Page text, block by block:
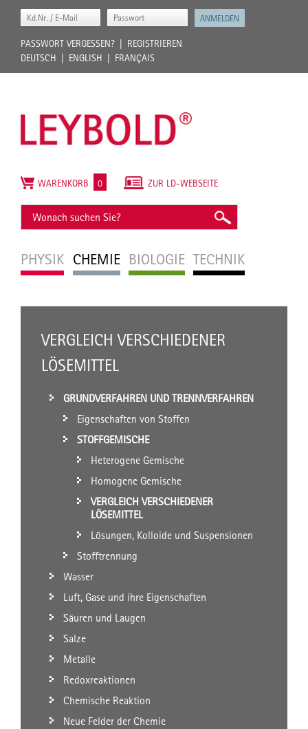
PASSWORT VERGESSEN?
REGISTRIEREN
DEUTSCH
ENGLISH FRANÇAIS
PHYSIK CHEMIE BIOLOGIE TECHNIK
ZUR LD-WEBSEITE
WARENKORB 0
VERGLEICH VERSCHIEDENER
LÖSEMITTEL
GRUNDVERFAHREN UND TRENNVERFAHREN
Eigenschaften von Stoffen
STOFFGEMISCHE
Heterogene Gemische
Homogene Gemische
VERGLEICH VERSCHIEDENER
LÖSEMITTEL
Lösungen, Kolloide und Suspensionen
Stofftrennung
Wasser
Luft, Gase und ihre Eigenschaften
Säuren und Laugen
Salze
Metalle
Redoxreaktionen
Chemische Reaktion
Neue Felder der Chemie